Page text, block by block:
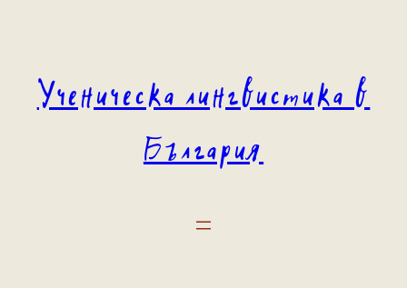
Ученическа лингвистика в
България